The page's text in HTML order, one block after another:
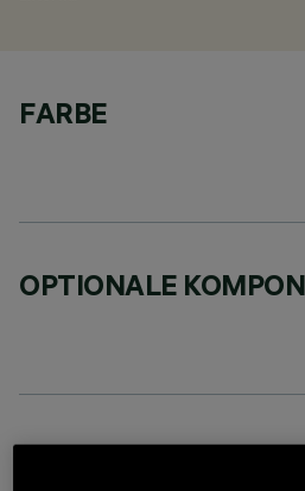
FARBE
OPTIONALE
TECHNISCHE DATEN